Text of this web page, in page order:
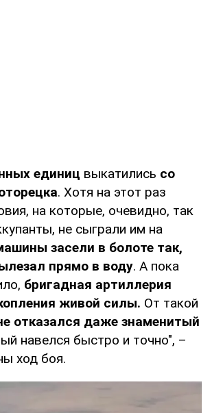
единиц выкатились со
. Хотя на этот раз
на которые, очевидно, так
не сыграли им на
засели в болоте так,
прямо в воду. А пока
бригадная артиллерия
живой силы. От такой
отказался даже знаменитый
навелся быстро и точно", –
ход боя.